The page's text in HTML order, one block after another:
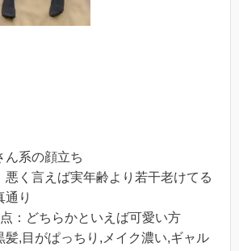
ん系の顔立ち
悪く言えば実年齢より若干老けてる
通り
：どちらかといえば可愛い方
髪,目がぱっちり,メイク濃い,ギャル